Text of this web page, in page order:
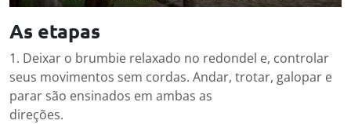
As etapas
1. Deixar o brumbie relaxado no redondel e, controlar
seus movimentos sem cordas. Andar, trotar, galopar e
parar são ensinados em ambas as
direções.